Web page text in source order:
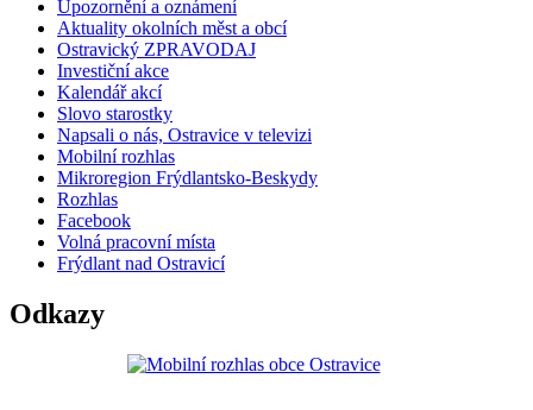
Upozornění a oznámení
Aktuality okolních měst a obcí
Ostravický ZPRAVODAJ
Investiční akce
Kalendář akcí
Slovo starostky
Napsali o nás, Ostravice v televizi
Mobilní rozhlas
Mikroregion Frýdlantsko-Beskydy
Rozhlas
Facebook
Volná pracovní místa
Frýdlant nad Ostravicí
Odkazy